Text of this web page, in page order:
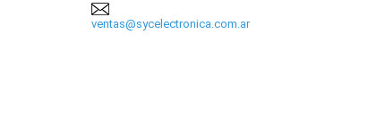
ventas@sycelectronica.com.ar